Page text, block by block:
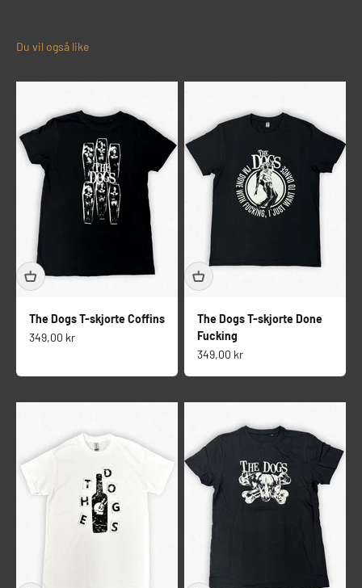
The Dogs T-skjorte Coffins
Salgspris
349,00 kr
The Dogs T-skjorte Done
Fucking
Salgspris
349,00 kr